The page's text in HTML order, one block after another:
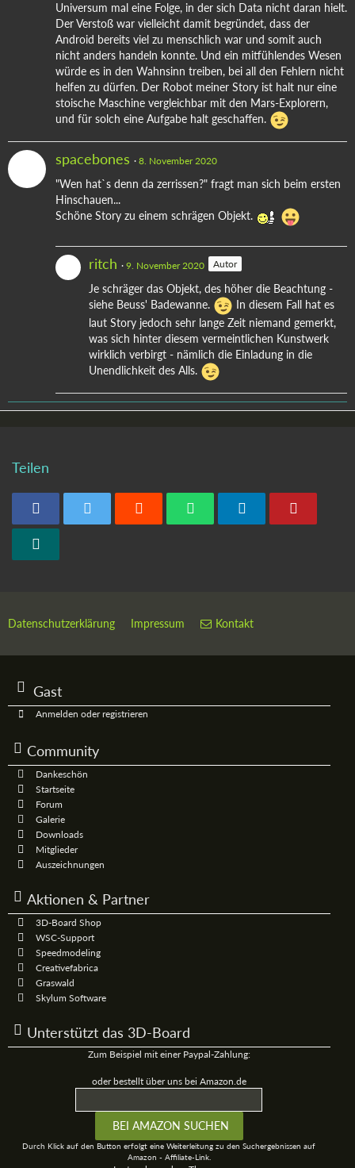
Universum mal eine Folge, in der sich Data nicht daran hielt.
Der Verstoß war vielleicht damit begründet, dass der
Android bereits viel zu menschlich war und somit auch
nicht anders handeln konnte. Und ein mitfühlendes Wesen
würde es in den Wahnsinn treiben, bei all den Fehlern nicht
helfen zu dürfen. Der Robot meiner Story ist halt nur eine
stoische Maschine vergleichbar mit den Mars-Explorern,
und für solch eine Aufgabe halt geschaffen.
spacebones 8. November 2020
"Wen hat`s denn da zerrissen?" fragt man sich beim ersten
Hinschauen...
Schöne Story zu einem schrägen Objekt.
ritch 9. November 2020 Autor
Je schräger das Objekt, des höher die Beachtung -
siehe Beuss' Badewanne.
In diesem Fall hat es
laut Story jedoch sehr lange Zeit niemand gemerkt,
was sich hinter diesem vermeintlichen Kunstwerk
wirklich verbirgt - nämlich die Einladung in die
Unendlichkeit des Alls.
Teilen
Datenschutzerklärung Impressum Kontakt
Gast
Anmelden oder registrieren
Community
Dankeschön
Startseite
Forum
Galerie
Downloads
Mitglieder
Auszeichnungen
Aktionen & Partner
3D-Board Shop
WSC-Support
Speedmodeling
Creativefabrica
Graswald
Skylum Software
Unterstützt das 3D-Board
Zum Beispiel mit einer Paypal-Zahlung:
oder bestellt über uns bei Amazon.de
Durch Klick auf den Button erfolgt eine Weiterleitung zu den Suchergebnissen auf
Amazon - Affiliate-Link.